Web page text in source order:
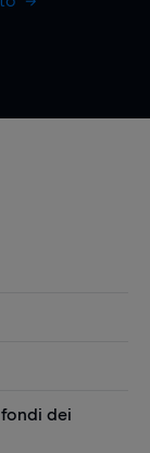
e
Reuters
di
dei